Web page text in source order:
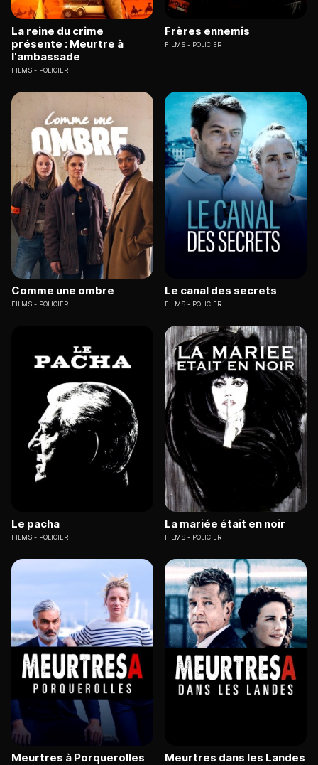
La reine du crime
présente : Meurtre à
l'ambassade
FILMS POLICIER
Frères ennemis
FILMS POLICIER
Comme une ombre
FILMS POLICIER
Le canal des secrets
FILMS POLICIER
Le pacha
FILMS POLICIER
La mariée était en noir
FILMS POLICIER
Meurtres à Porquerolles Meurtres dans les Landes